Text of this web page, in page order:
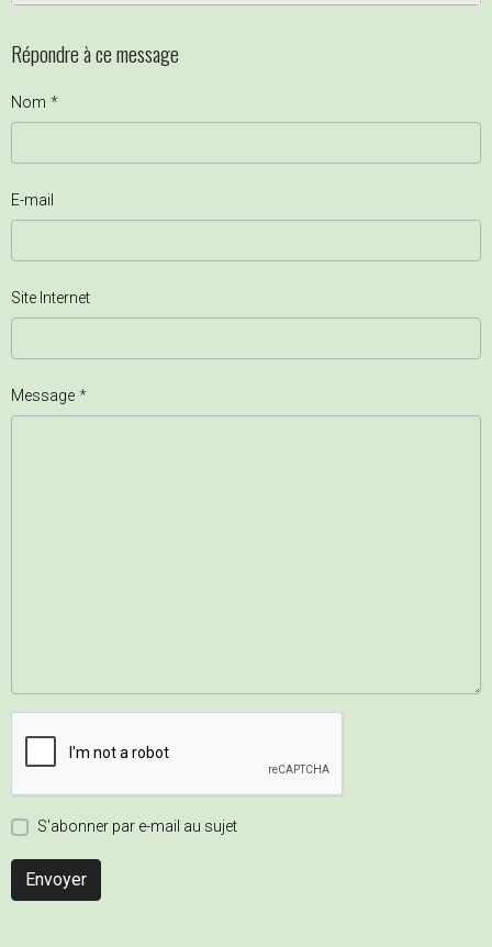
Répondre à ce message
Nom
E-mail
Site Internet
Message
S'abonner par e-mail au sujet
Envoyer